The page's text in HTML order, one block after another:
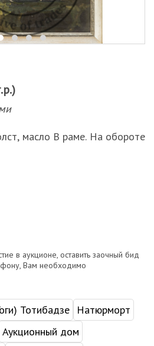
масло В раме. На обороте
в аукционе, оставить заочный бид
Вам необходимо
Тотибадзе
Натюрморт
Аукционный дом